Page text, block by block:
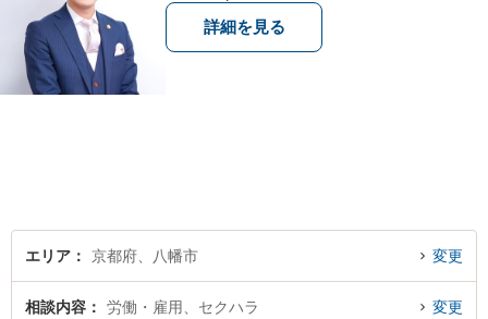
詳細を見る
エリア 京都府、八幡市 変更
相談内容 労働・雇用、セクハラ 変更